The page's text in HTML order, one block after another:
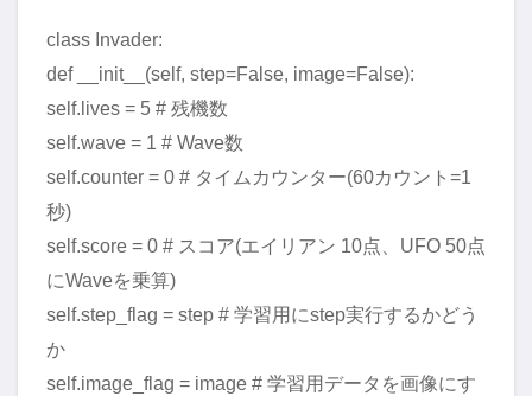
class Invader:
def __init__(self, step=False, image=False):
self.lives = 5 # 残機数
self.wave = 1 # Wave数
self.counter = 0 # タイムカウンター(60カウント=1
秒)
self.score = 0 # スコア(エイリアン 10点、UFO 50点
にWaveを乗算)
self.step_flag = step # 学習用にstep実行するかどう
か
self.image_flag = image # 学習用データを画像にす